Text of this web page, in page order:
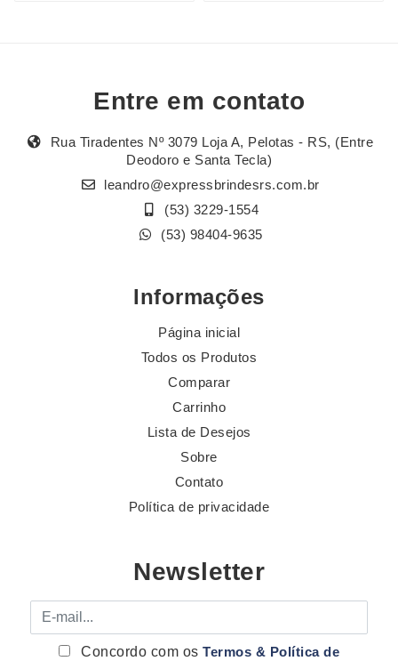
Entre em contato
Rua Tiradentes Nº 3079 Loja A, Pelotas - RS, (Entre
Deodoro e Santa Tecla)
leandro@expressbrindesrs.com.br
(53) 3229-1554
(53) 98404-9635
Informações
Página inicial
Todos os Produtos
Comparar
Carrinho
Lista de Desejos
Sobre
Contato
Política de privacidade
Newsletter
E-mail
Concordo com osTermos & Política de